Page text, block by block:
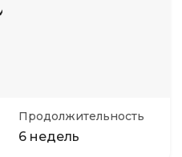
Продолжительность
6 недель